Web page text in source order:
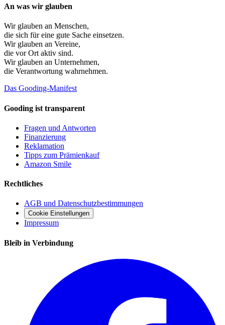
An was wir glauben
Wir glauben an Menschen,
die sich für eine gute Sache einsetzen.
Wir glauben an Vereine,
die vor Ort aktiv sind.
Wir glauben an Unternehmen,
die Verantwortung wahrnehmen.
Das Gooding-Manifest
Gooding ist transparent
Fragen und Antworten
Finanzierung
Reklamation
Tipps zum Prämienkauf
Amazon Smile
Rechtliches
AGB und Datenschutzbestimmungen
Cookie Einstellungen
Impressum
Bleib in Verbindung